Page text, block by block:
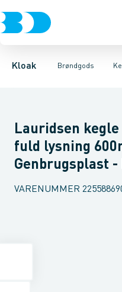
Kloak Brøndgods
Rør & fittingsBrønde
Kegler, dæksler &
Kegler & dæksler, beton
Lauridsen kegle
fuld lysning
Genbrugsplast -
VARENUMMER